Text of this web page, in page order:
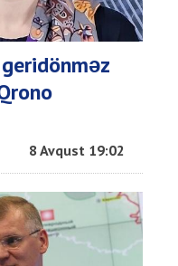
8 Avqust 19:02